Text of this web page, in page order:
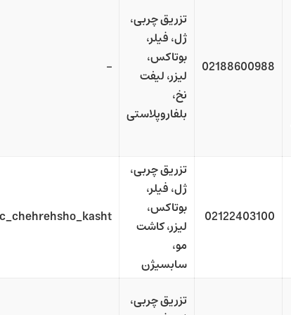
02188600988
تزریق چربی،
ژل، فیلر،
بوتاکس،
لیزر، لیفت
نخ،
بلفاروپلاستی
–
02122403100
تزریق چربی،
ژل، فیلر،
بوتاکس،
لیزر، کاشت
مو،
سابسیژن
تزریق چربی،